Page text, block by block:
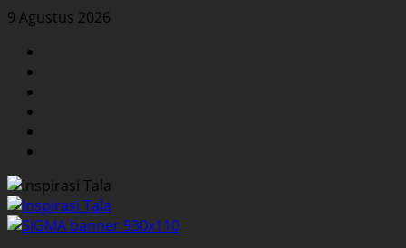
Skip
content
9 Agustus 2026